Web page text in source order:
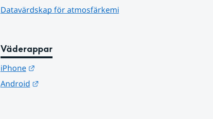
Datavärdskap för atmosfärkemi
Väderappar
iPhone
Länk till annan webbplats.
Android
Länk till annan webbplats.